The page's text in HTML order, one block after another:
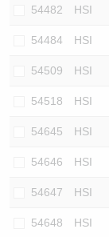
54482 HSI
54484 HSI
54509 HSI
54518 HSI
54645 HSI
54646 HSI
54647 HSI
54648 HSI